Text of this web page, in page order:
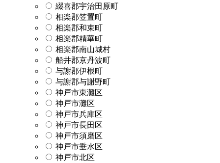
綴喜郡宇治田原町
相楽郡笠置町
相楽郡和束町
相楽郡精華町
相楽郡南山城村
船井郡京丹波町
与謝郡伊根町
与謝郡与謝野町
神戸市東灘区
神戸市灘区
神戸市兵庫区
神戸市長田区
神戸市須磨区
神戸市垂水区
神戸市北区